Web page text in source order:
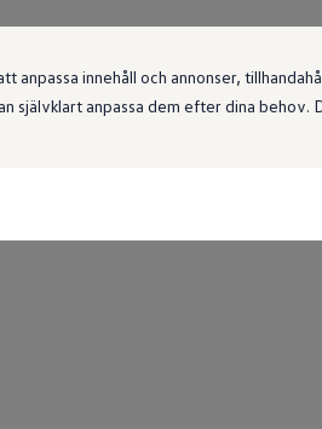
innehåll och annonser,
anpassa dem efter dina behov.